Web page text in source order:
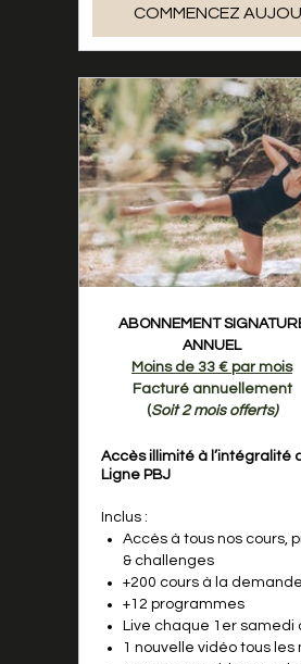
COMMENCEZ
ABONNEMENT
ANNUEL
Moins de 33 € par mois
Facturé annuellement
(Soit 2 mois offerts)
Accès illimité à l’intégralité
Ligne PBJ
Inclus :
Accès à tous nos cours,
& challenges
+200 cours à la demande
+12 programmes
Live chaque 1er samedi
1 nouvelle vidéo tous les